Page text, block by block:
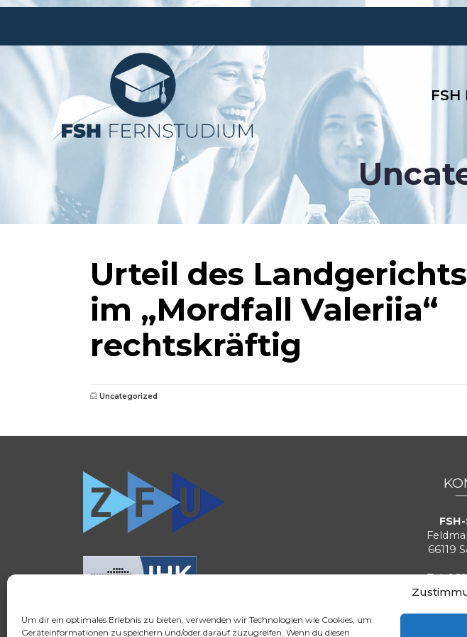
Um dir ein optimales Erlebnis zu bieten, verwenden wir Technologien wie Cookies, um
Geräteinformationen zu speichern und/oder darauf zuzugreifen. Wenn du diesen
Urteil des
im „Mordfall Valeriia“
rechtskräftig
Uncategorized
66119
Tel.
Fax.